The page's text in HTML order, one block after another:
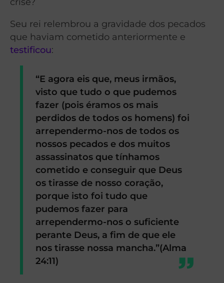
Seu rei relembrou a gravidade dos pecados
que haviam cometido anteriormente e
testificou:
“E agora eis que, meus irmãos,
visto que tudo o que pudemos
fazer (pois éramos os mais
perdidos de todos os homens) foi
arrependermo-nos de todos os
nossos pecados e dos muitos
assassinatos que tínhamos
cometido e conseguir que Deus
os tirasse de nosso coração,
porque isto foi tudo que
pudemos fazer para
arrependermo-nos o suficiente
perante Deus, a fim de que ele
nos tirasse nossa mancha.”(Alma
24:11)